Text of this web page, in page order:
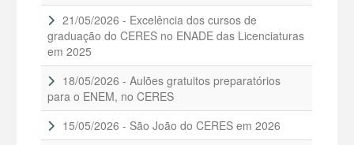
21/05/2026 - Excelência dos cursos de
graduação do CERES no ENADE das Licenciaturas
em 2025
18/05/2026 - Aulões gratuitos preparatórios
para o ENEM, no CERES
15/05/2026 - São João do CERES em 2026